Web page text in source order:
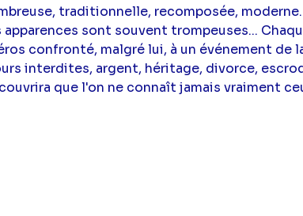
traditionnelle, recomposée,
sont souvent trompeuses...
confronté, malgré lui, à un événement de
interdites, argent, héritage, divorce,
que l'on ne connaît jamais vraiment